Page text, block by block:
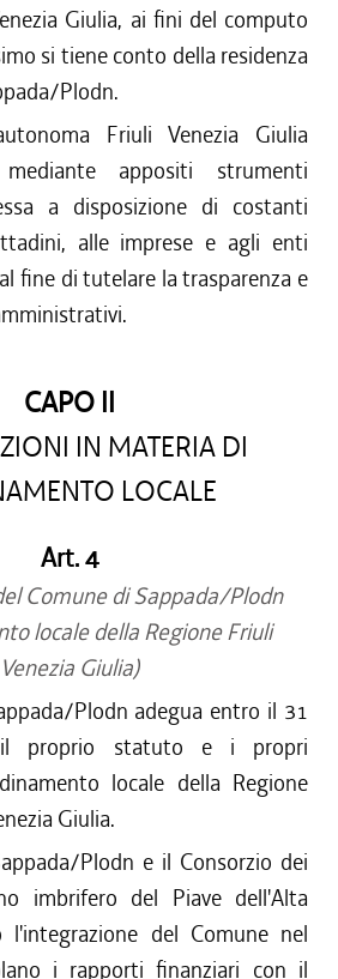
Giulia, ai fini del computo
si tiene conto della residenza
Plodn.
Friuli Venezia Giulia
appositi strumenti
a disposizione di costanti
alle imprese e agli enti
fine di tutelare la trasparenza e
CAPO II
IN MATERIA DI
LOCALE
Art. 4
Comune di Sappada/Plodn
locale della Regione Friuli
Venezia Giulia)
Plodn adegua entro il 31
il proprio statuto e i propri
locale della Regione
Giulia.
Plodn e il Consorzio dei
imbrifero del Piave dell'Alta
l'integrazione del Comune nel
i rapporti finanziari con il